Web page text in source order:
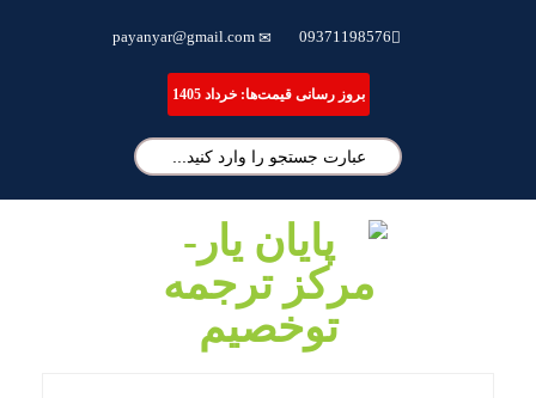
09371198576
payanyar@gmail.com
بروز رسانی قیمت‌ها: خرداد 1405